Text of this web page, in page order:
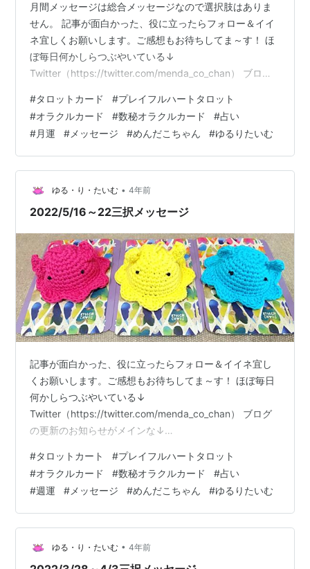
月間メッセージは総合メッセージなので選択肢はありま
せん。 記事が面白かった、役に立ったらフォロー＆イイ
ネ宜しくお願いします。ご感想もお待ちしてま～す！ ほ
ぼ毎日何かしらつぶやいている↓
Twitter（https://twitter.com/menda_co_chan） ブログ
Instagram（https://www.instagram.com/mendacochan
/） 使ったカード（👇カード名をクリックでカードの紹介
ページに飛べます） 数秘オラクルカード プレイフルハー
トタロット【PLAYFUL HEART TAROT】 「自分を癒せ
ば、周りが癒される」 自…
#タロットカード #プレイフルハートタロット
#オラクルカード #数秘オラクルカード #占い
#月運 # メッセージ #めんだこちゃん #ゆるりたいむ
ゆる・り・たいむ • 4年前
2022/5/16～22三択メッセージ
記事が面白かった、役に立ったらフォロー＆イイネ宜し
くお願いします。ご感想もお待ちしてま～す！ ほぼ毎日
何かしらつぶやいている↓
Twitter（https://twitter.com/menda_co_chan） ブログ
の更新のお知らせがメインな↓
/） 使ったカード（👇カード名をクリックでカードの紹介
ページに飛べます） 数秘オラクルカード プレイフルハー
トタロット【PLAYFUL HEART TAROT】 左からピンク、
黄色、青めんだこーずです 記事：2022年５月メッセージ
こちらも合わせて参考に…
#タロットカート #プレイフルハートタロット
#オラクルカード #数秘オラクルカード #占い
#週運 # メッセージ #めんだこちゃん #ゆるりたいむ
ゆる・り・たいむ • 4年前